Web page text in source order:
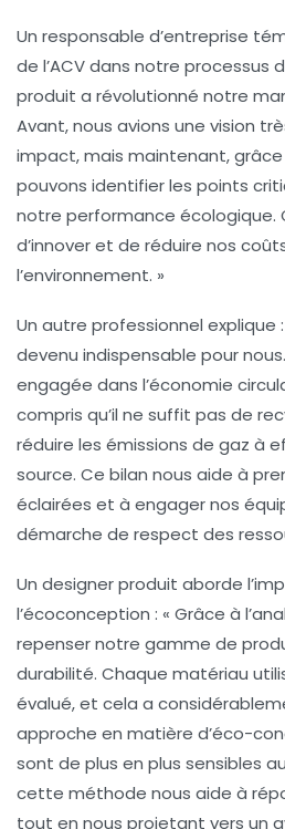
Un responsable d’entreprise
de l’ACV dans notre processus
produit a révolutionné notre
Avant, nous avions une vision
impact, mais maintenant, grâce
pouvons identifier les points
notre performance écologique.
d’innover et de réduire nos
l’environnement. »
Un autre professionnel explique :
devenu indispensable pour
engagée dans l’économie
compris qu’il ne suffit pas de
réduire les émissions de gaz à
source. Ce bilan nous aide à
éclairées et à engager nos
démarche de respect des
Un designer produit aborde
l’écoconception : « Grâce à l’
repenser notre gamme de
durabilité. Chaque matériau
évalué, et cela a
approche en matière d’éco-
sont de plus en plus sensibles
cette méthode nous aide à
tout en nous projetant vers un